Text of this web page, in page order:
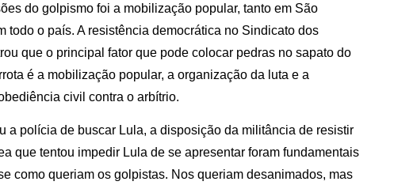
do golpismo foi a mobilização popular, tanto em São
todo o país. A resistência democrática no Sindicato dos
que o principal fator que pode colocar pedras no sapato do
é a mobilização popular, a organização da luta e a
civil contra o arbítrio.
a polícia de buscar Lula, a disposição da militância de resistir
que tentou impedir Lula de se apresentar foram fundamentais
como queriam os golpistas. Nos queriam desanimados, mas